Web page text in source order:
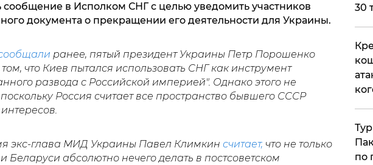
сообщение в Исполком СНГ с целью уведомить участников
документа о прекращении его деятельности для Украины.
ранее, пятый президент Украины Петр Порошенко
что Киев пытался использовать СНГ как инструмент
развода с Российской империей". Однако этого не
Россия считает все пространство бывшего СССР
экс-глава МИД Украины Павел Климкин считает, что не только
Беларуси абсолютно нечего делать в постсоветском
30
по